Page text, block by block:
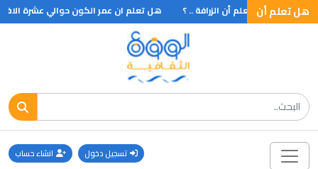
هل تعلم أن
ان ؟ هل تعلم أن الزرافة .. ؟ هل تعلم ان عمر الكون حوالي عشرة
تسجيل دخول انشاء حساب